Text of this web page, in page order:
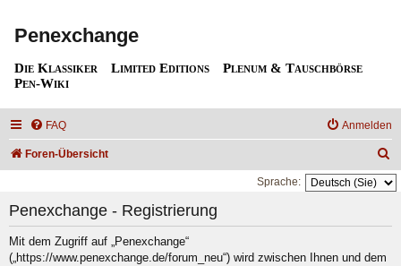
Penexchange
Die Klassiker Limited Editions
Plenum & Tauschbörse
Pen-Wiki
FAQ Anmelden
Foren-Übersicht
u
h
Sprache:
Penexchange - Registrierung
Mit dem Zugriff auf „Penexchange“
(„https://www.penexchange.de/forum_neu“) wird zwischen Ihnen und dem